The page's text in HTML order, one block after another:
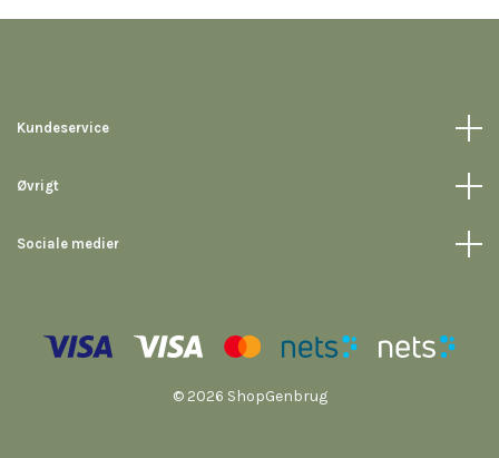
Kundeservice
Øvrigt
Sociale medier
© 2026 ShopGenbrug